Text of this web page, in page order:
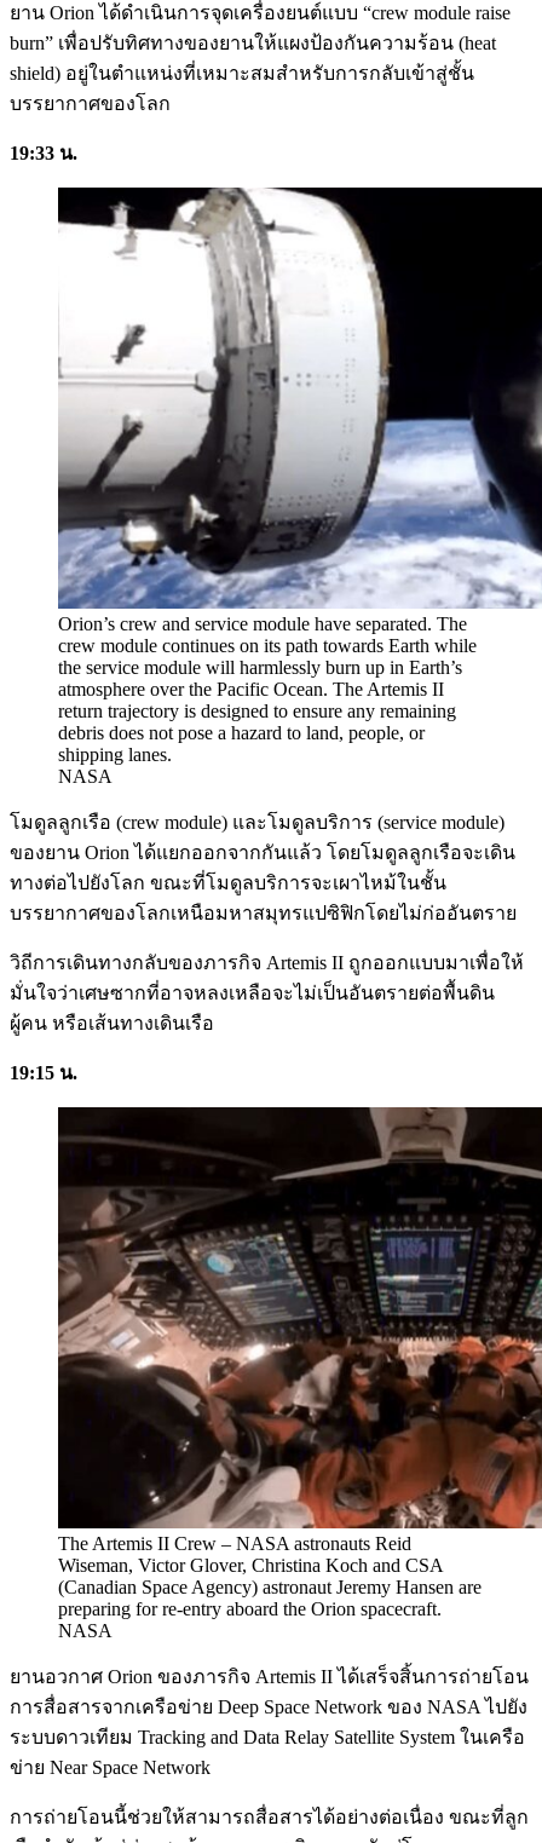
ยาน Orion ได้ดำเนินการจุดเครื่องยนต์แบบ “crew module raise
burn” เพื่อปรับทิศทางของยานให้แผงป้องกันความร้อน (heat
shield) อยู่ในตำแหน่งที่เหมาะสมสำหรับการกลับเข้าสู่ชั้น
บรรยากาศของโลก
19:33 น.
Orion’s crew and service module have separated. The
crew module continues on its path towards Earth while
the service module will harmlessly burn up in Earth’s
atmosphere over the Pacific Ocean. The Artemis II
return trajectory is designed to ensure any remaining
debris does not pose a hazard to land, people, or
shipping lanes.
NASA
โมดูลลูกเรือ (crew module) และโมดูลบริการ (service module)
ของยาน Orion ได้แยกออกจากกันแล้ว โดยโมดูลลูกเรือจะเดิน
ทางต่อไปยังโลก ขณะที่โมดูลบริการจะเผาไหม้ในชั้น
บรรยากาศของโลกเหนือมหาสมุทรแปซิฟิกโดยไม่ก่ออันตราย
วิถีการเดินทางกลับของภารกิจ Artemis II ถูกออกแบบมาเพื่อให้
มั่นใจว่าเศษซากที่อาจหลงเหลือจะไม่เป็นอันตรายต่อพื้นดิน
ผู้คน หรือเส้นทางเดินเรือ
19:15 น.
The Artemis II Crew – NASA astronauts Reid
Wiseman, Victor Glover, Christina Koch and CSA
(Canadian Space Agency) astronaut Jeremy Hansen are
preparing for re-entry aboard the Orion spacecraft.
NASA
ยานอวกาศ Orion ของภารกิจ Artemis II ได้เสร็จสิ้นการถ่ายโอน
การสื่อสารจากเครือข่าย Deep Space Network ของ NASA ไปยัง
ระบบดาวเทียม Tracking and Data Relay Satellite System ในเครือ
ข่าย Near Space Network
การถ่ายโอนนี้ช่วยให้สามารถสื่อสารได้อย่างต่อเนื่อง ขณะที่ลูก